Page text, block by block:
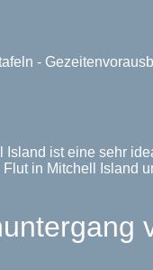
-
ist eine sehr
in Mitchell Island